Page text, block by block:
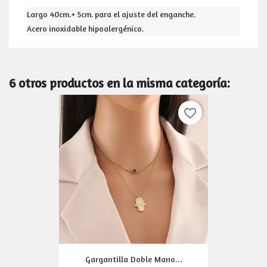
Largo 40cm.+ 5cm. para el ajuste del enganche.
Acero inoxidable hipoalergénico.
6 otros productos en la misma categoría:
Gargantilla Doble Mano...
favorite_border